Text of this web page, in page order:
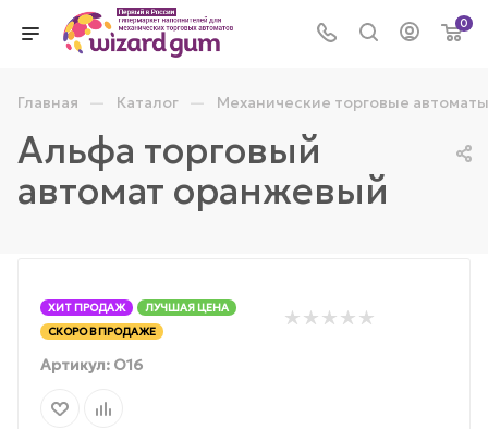
0
Главная — Каталог — Механические торговые автоматы
Альфа торговый
автомат оранжевый
ХИТ ПРОДАЖ
ЛУЧШАЯ ЦЕНА
СКОРО В ПРОДАЖЕ
Артикул: О16